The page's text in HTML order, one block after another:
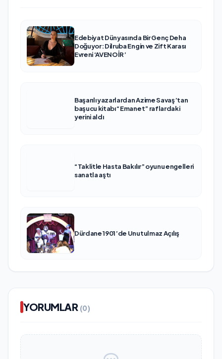
Edebiyat Dünyasında Bir Genç Deha
Doğuyor: Dilruba Engin ve Zift Karası
Evreni ‘AVENOİR’
Başarılı yazarlardan Azime Savaş’tan
başucu kitabı “Emanet” raflardaki
yerini aldı
“Taklitle Hasta Bakılır” oyunu engelleri
sanatla aştı
Dürdane 1901’de Unutulmaz Açılış
YORUMLAR (0)